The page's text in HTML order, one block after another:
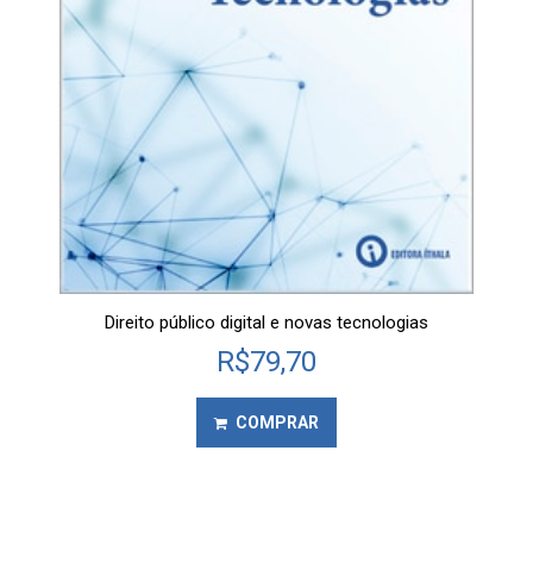
Direito público digital e novas tecnologias
R$79,70
COMPRAR